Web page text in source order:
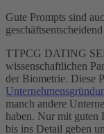
Gute Prompts sind
geschäftsentscheidend
TTPCG DATING
wissenschaftlichen
der Biometrie. Diese
manch andere
haben. Nur mit guten
bis ins Detail geben